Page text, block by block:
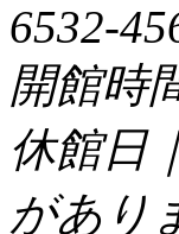
6532-
開館
休館日
があり